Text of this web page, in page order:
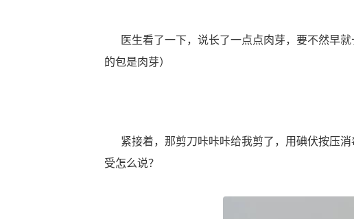
医生看了一下，说长了一点点肉芽，要不然早就
的包是肉芽）
紧接着，那剪刀咔咔咔给我剪了，用碘伏按压消
受怎么说？